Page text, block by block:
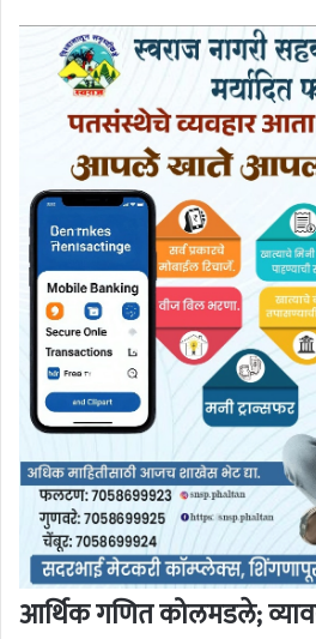
आर्थिक गणित कोलमडले;